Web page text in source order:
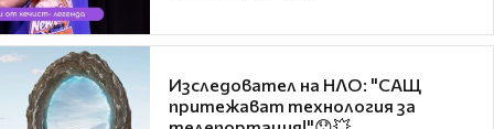
Изследовател на НЛО: "САЩ
притежават технология за